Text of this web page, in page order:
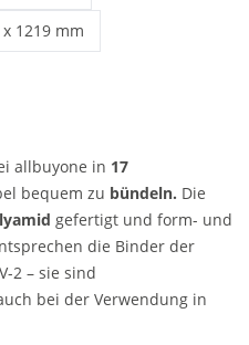
mm
weiß | 9,0 mm x 550 mm
mm
1219 mm
weiß | 9,0 mm x 1219 mm
allbuyone in 17
bequem zu bündeln. Die
gefertigt und form- und
die Binder der
2 – sie sind
bei der Verwendung in